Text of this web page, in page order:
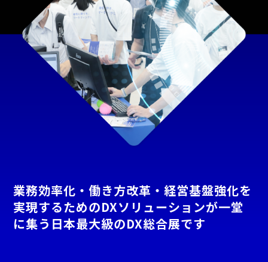
業務効率化・働き方改革・経営基盤強化を
実現するためのDXソリューションが一堂
に集う日本最大級のDX総合展です